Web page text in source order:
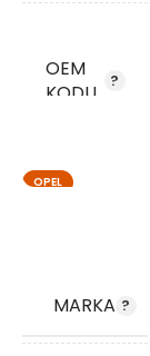
OEM
KODU
STOK KODU
OPEL
MARKA